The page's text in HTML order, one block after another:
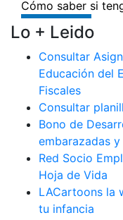
Lo + Leido
Consultar
Educación del
Fiscales
Consultar
Bono de
embarazadas y
Red Socio
Hoja de Vida
LACartoons la
tu infancia